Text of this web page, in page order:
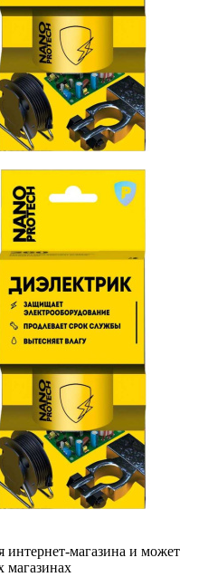
интернет-магазина и может
магазинах